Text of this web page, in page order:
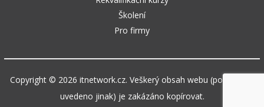
Školení
Pro firmy
Copyright © 2026 itnetwork.cz. Veškerý obsah webu (pokud není
uvedeno jinak) je zakázáno kopírovat.